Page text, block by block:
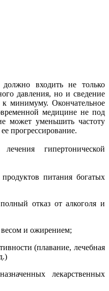
входить не только
давления, но и сведение
минимуму. Окончательное
медицине не под
может уменьшить частоту
прогрессирование.
гипертонической
питания богатых
отказ от алкоголя и
и ожирением;
(плавание, лечебная
лекарственных